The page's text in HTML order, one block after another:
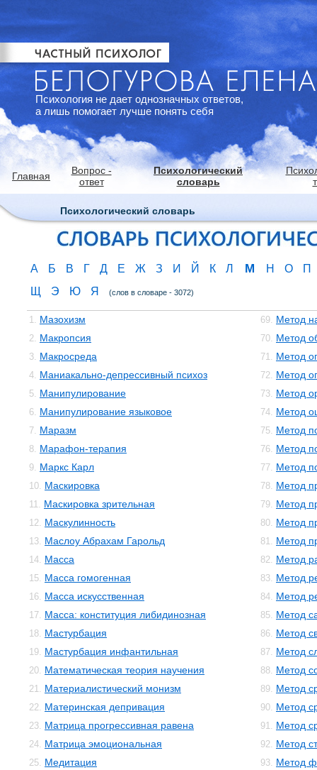
Психология не дает однозначных ответов,
а лишь помогает лучше понять себя
Главная
Вопрос -
ответ
Психологический
словарь
Психологический словарь
А Б В Г Д Е Ж З И Й К Л М Н О
П
Щ
Э Ю Я (слов в словаре - 3072)
1. Мазохизм
2. Макропсия
3. Макросреда
4. Маниакально-депрессивный психоз
5. Манипулирование
6. Манипулирование языковое
7. Маразм
8. Марафон-терапия
9. Маркс Карл
10. Маскировка
11. Маскировка зрительная
12. Маскулинность
13. Маслоу Абрахам Гарольд
14. Масса
15. Масса гомогенная
16. Масса искусственная
17. Масса: конституция либидинозная
18. Мастурбация
19. Мастурбация инфантильная
20. Математическая теория научения
21. Материалистический монизм
22. Материнская депривация
23. Матрица прогрессивная равена
24. Матрица эмоциональная
25. Медитация
69. Метод
70. Метод
71. Метод
72. Метод
73. Метод
74. Метод
75. Метод
76. Метод
77. Метод
78. Метод
79. Метод
80. Метод
81. Метод
82. Метод
83. Метод
84. Метод
85. Метод
86. Метод
87. Метод
88. Метод
89. Метод
90. Метод
91. Метод
92. Метод
93. Метод